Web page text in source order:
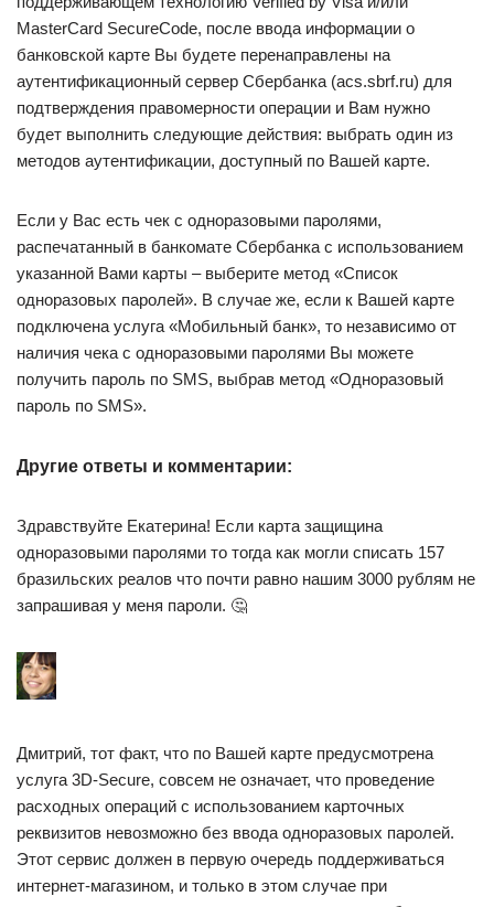
MasterCard SecureCode, после ввода информации о
банковской карте Вы будете перенаправлены на
аутентификационный сервер Сбербанка (acs.sbrf.ru) для
подтверждения правомерности операции и Вам нужно
будет выполнить следующие действия: выбрать один из
методов аутентификации, доступный по Вашей карте.
Если у Вас есть чек с одноразовыми паролями,
распечатанный в банкомате Сбербанка с использованием
указанной Вами карты – выберите метод «Список
одноразовых паролей». В случае же, если к Вашей карте
подключена услуга «Мобильный банк», то независимо от
наличия чека с одноразовыми паролями Вы можете
получить пароль по SMS, выбрав метод «Одноразовый
пароль по SMS».
Другие ответы и комментарии:
Здравствуйте Екатерина! Если карта защищина
одноразовыми паролями то тогда как могли списать 157
бразильских реалов что почти равно нашим 3000 рублям не
запрашивая у меня пароли. 🤔
Дмитрий, тот факт, что по Вашей карте предусмотрена
услуга 3D-Secure, совсем не означает, что проведение
расходных операций с использованием карточных
реквизитов невозможно без ввода одноразовых паролей.
Этот сервис должен в первую очередь поддерживаться
интернет-магазином, и только в этом случае при